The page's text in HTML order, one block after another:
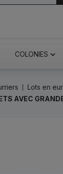
COLONIES
Lots en
AVEC